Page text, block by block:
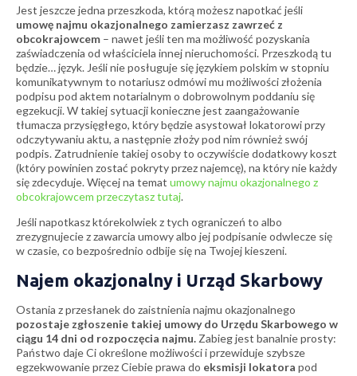
Jest jeszcze jedna przeszkoda, którą możesz napotkać jeśli
umowę najmu okazjonalnego zamierzasz zawrzeć z
obcokrajowcem – nawet jeśli ten ma możliwość pozyskania
zaświadczenia od właściciela innej nieruchomości. Przeszkodą tu
będzie… język. Jeśli nie posługuje się językiem polskim w stopniu
komunikatywnym to notariusz odmówi mu możliwości złożenia
podpisu pod aktem notarialnym o dobrowolnym poddaniu się
egzekucji. W takiej sytuacji konieczne jest zaangażowanie
tłumacza przysięgłego, który będzie asystował lokatorowi przy
odczytywaniu aktu, a następnie złoży pod nim również swój
podpis. Zatrudnienie takiej osoby to oczywiście dodatkowy koszt
(który powinien zostać pokryty przez najemcę), na który nie każdy
się zdecyduje. Więcej na temat umowy najmu okazjonalnego z
obcokrajowcem przeczytasz tutaj.
Jeśli napotkasz którekolwiek z tych ograniczeń to albo
zrezygnujecie z zawarcia umowy albo jej podpisanie odwlecze się
w czasie, co bezpośrednio odbije się na Twojej kieszeni.
Najem okazjonalny i Urząd Skarbowy
Ostania z przesłanek do zaistnienia najmu okazjonalnego
pozostaje zgłoszenie takiej umowy do Urzędu Skarbowego w
ciągu 14 dni od rozpoczęcia najmu. Zabieg jest banalnie prosty:
Państwo daje Ci określone możliwości i przewiduje szybsze
egzekwowanie przez Ciebie prawa do eksmisji lokatora pod